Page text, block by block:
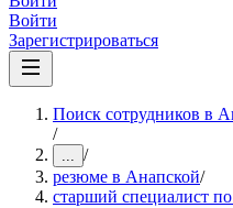
Войти
Зарегистрироваться
Поиск сотрудников в
/
... /
резюме в Анапской/
старший специалист